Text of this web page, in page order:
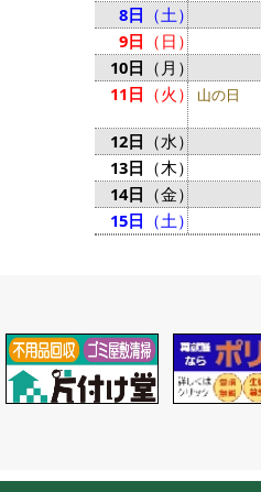
8日 （土）
9日 （日）
10日 （月）
11日 （火） 山の日
12日 （水）
13日 （木）
14日 （金）
15日 （土）